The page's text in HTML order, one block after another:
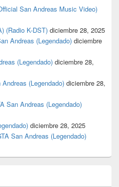
San Andreas Music Video)
(Radio K-DST) diciembre 28, 2025
Andreas (Legendado) diciembre
(Legendado) diciembre 28,
(Legendado) diciembre 28,
San Andreas (Legendado)
diciembre 28, 2025
San Andreas (Legendado)